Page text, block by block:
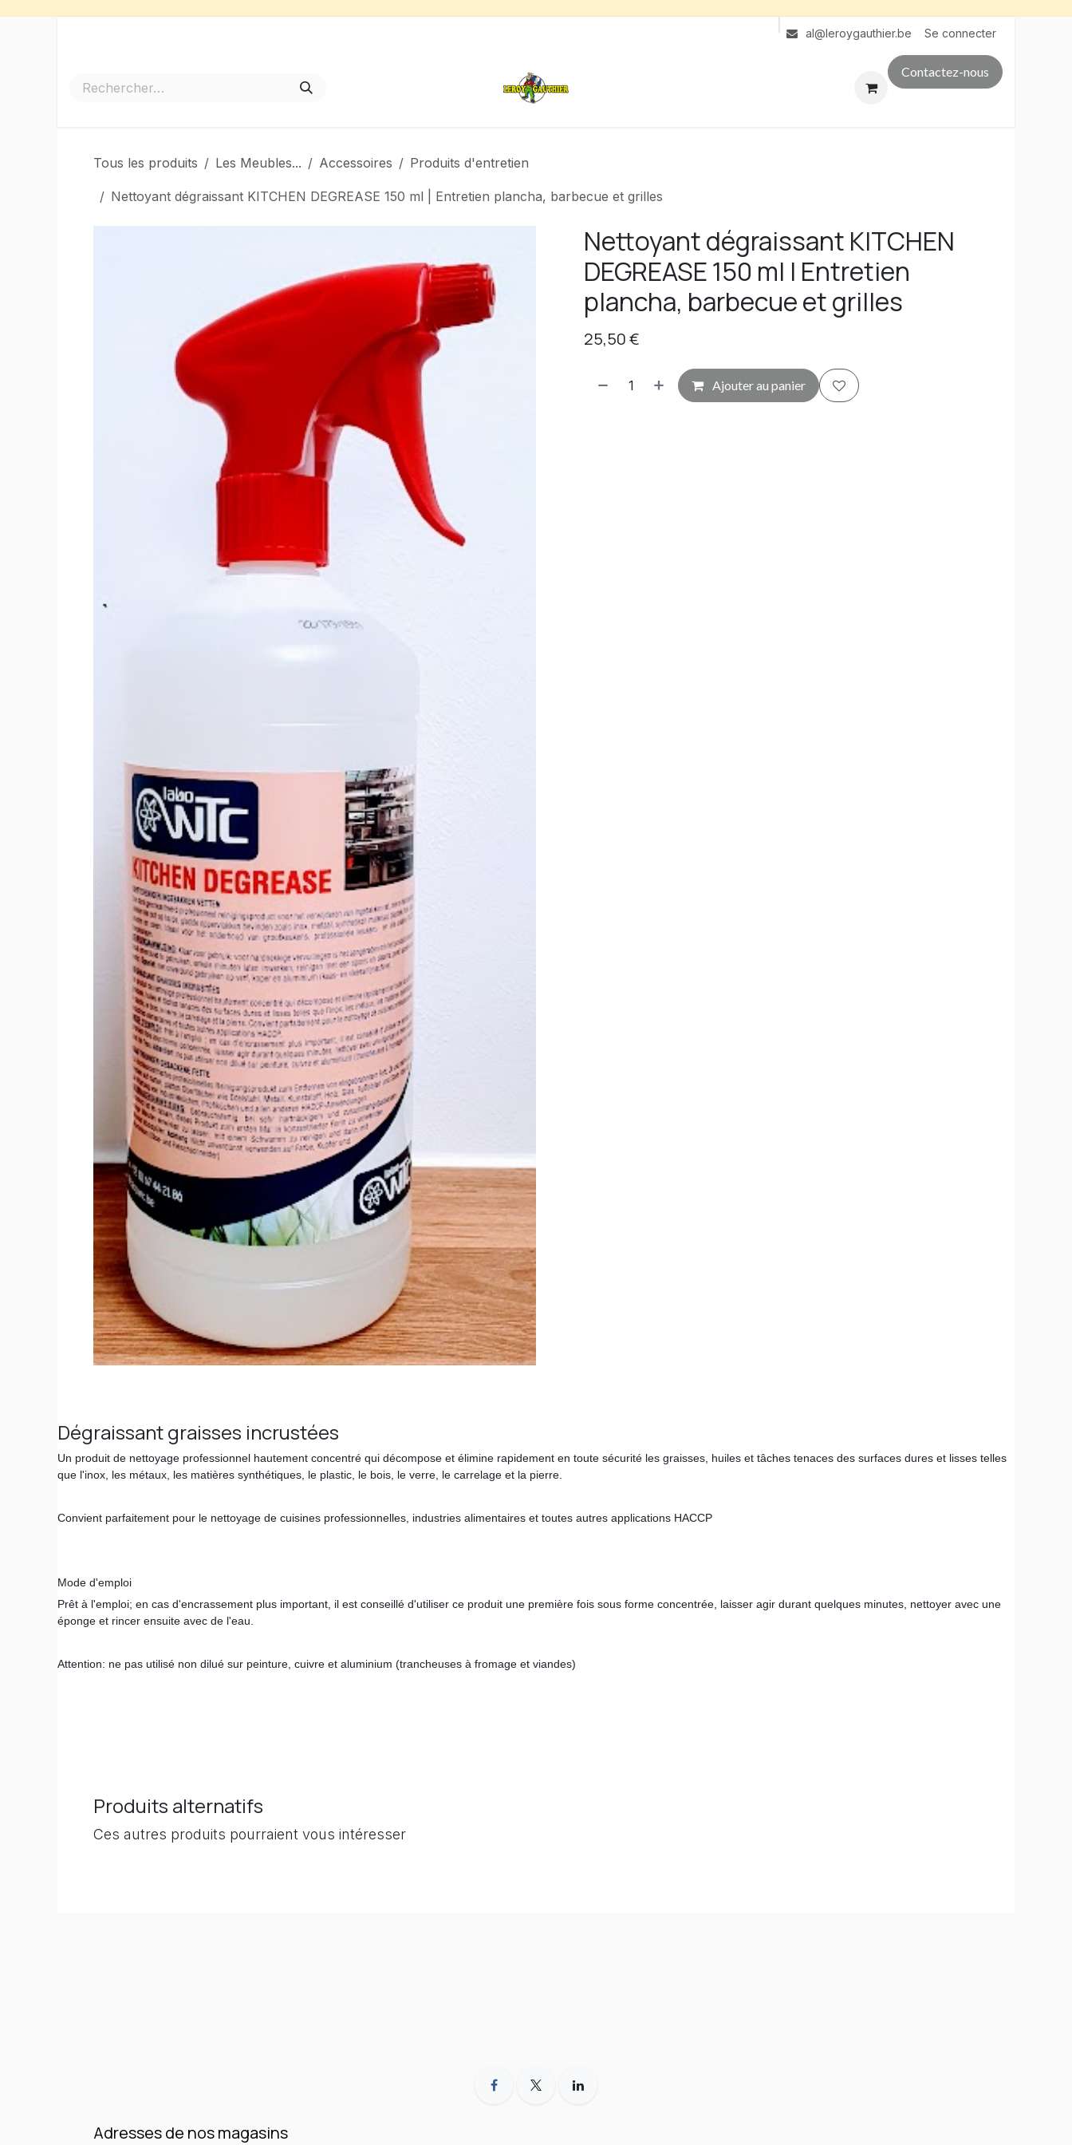
al@leroygauthier.be Se connecter
Contactez-nous
Tous les produits Les Meubles... Accessoires Produits d'entretien
Nettoyant dégraissant KITCHEN DEGREASE 150 ml | Entretien plancha, barbecue et grilles
Nettoyant dégraissant KITCHEN
DEGREASE 150 ml | Entretien
plancha, barbecue et grilles
25,50€
Ajouter au panier
Dégraissant graisses incrustées
Un produit de nettoyage professionnel hautement concentré qui décompose et élimine rapidement en toute sécurité les graisses, huiles et tâches tenaces des surfaces dures et lisses telles
que l'inox, les métaux, les matières synthétiques, le plastic, le bois, le verre, le carrelage et la pierre.
Convient parfaitement pour le nettoyage de cuisines professionnelles, industries alimentaires et toutes autres applications HACCP
Mode d'emploi
Prêt à l'emploi; en cas d'encrassement plus important, il est conseillé d'utiliser ce produit une première fois sous forme concentrée, laisser agir durant quelques minutes, nettoyer avec une
éponge et rincer ensuite avec de l'eau.
Attention: ne pas utilisé non dilué sur peinture, cuivre et aluminium (trancheuses à fromage et viandes)
Produits alternatifs
Ces autres produits pourraient vous intéresser
Adresses de nos magasins